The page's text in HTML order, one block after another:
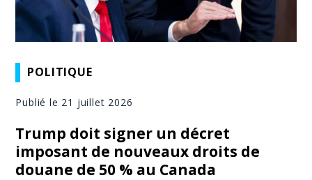
POLITIQUE
Publié le 21 juillet 2026
Trump doit signer un décret
imposant de nouveaux droits de
douane de 50 % au Canada